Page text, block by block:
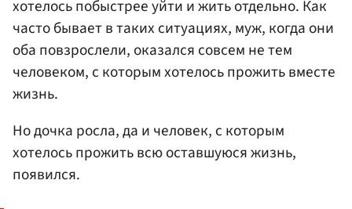
хотелось побыстрее уйти и жить отдельно. Как
часто бывает в таких ситуациях, муж, когда они
оба повзрослели, оказался совсем не тем
человеком, с которым хотелось прожить вместе
жизнь.
Но дочка росла, да и человек, с которым
хотелось прожить всю оставшуюся жизнь,
появился.